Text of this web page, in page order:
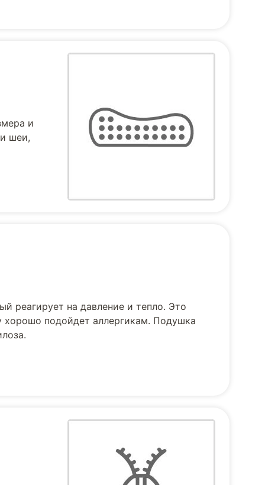
и
шеи,
реагирует на давление и тепло. Это
хорошо подойдет аллергикам. Подушка